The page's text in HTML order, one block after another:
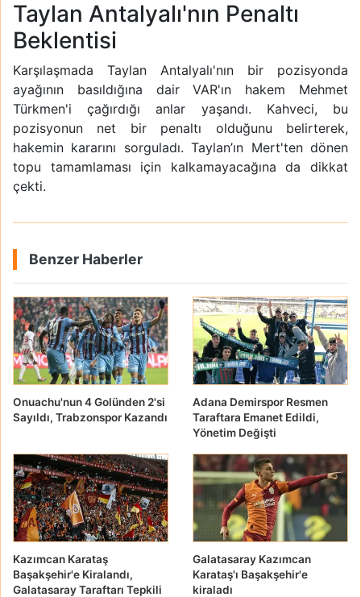
Taylan Antalyalı'nın Penaltı
Beklentisi
Karşılaşmada Taylan Antalyalı'nın bir pozisyonda
ayağının basıldığına dair VAR'ın hakem Mehmet
Türkmen'i çağırdığı anlar yaşandı. Kahveci, bu
pozisyonun net bir penaltı olduğunu belirterek,
hakemin kararını sorguladı. Taylan’ın Mert'ten dönen
topu tamamlaması için kalkamayacağına da dikkat
çekti.
Benzer Haberler
Onuachu'nun 4 Golünden 2'si
Sayıldı, Trabzonspor Kazandı
Adana Demirspor Resmen
Taraftara Emanet Edildi,
Yönetim Değişti
Kazımcan Karataş
Başakşehir'e Kiralandı,
Galatasaray Taraftarı Tepkili
Galatasaray Kazımcan
Karataş'ı Başakşehir'e
kiraladı